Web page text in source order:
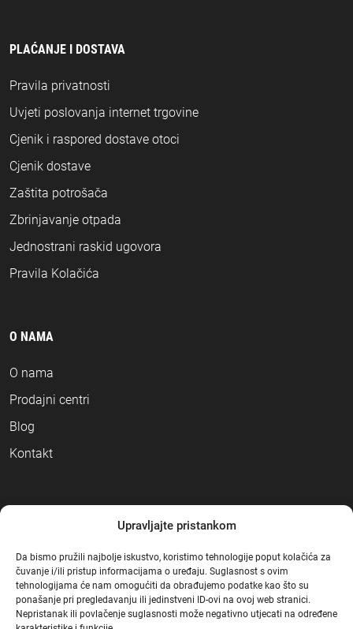
Upravljajte pristankom
Da bismo pružili najbolje iskustvo, koristimo tehnologije poput kolačića za
čuvanje i/ili pristup informacijama o uređaju. Suglasnost s ovim
tehnologijama će nam omogućiti da obrađujemo podatke kao što su
ponašanje pri pregledavanju ili jedinstveni ID-ovi na ovoj web stranici.
Nepristanak ili povlačenje suglasnosti može negativno utjecati na određene
PLAĆANJE I DOSTAVA
Pravila privatnosti
Uvjeti poslovanja internet trgovine
Cjenik i raspored dostave otoci
Cjenik dostave
Zaštita potrošača
Zbrinjavanje otpada
Jednostrani raskid ugovora
Pravila Kolačića
O NAMA
O nama
Prodajni centri
Blog
Kontakt